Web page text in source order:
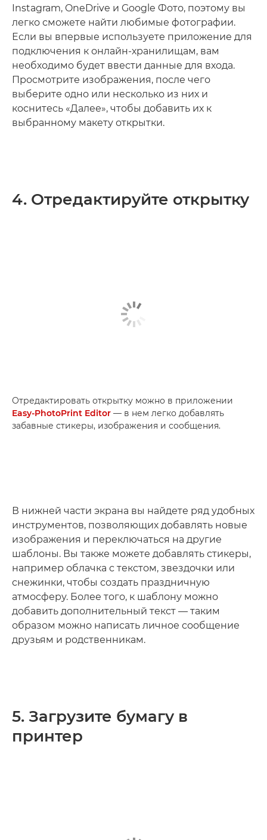
Instagram, OneDrive и Google Фото, поэтому вы
легко сможете найти любимые фотографии.
Если вы впервые используете приложение для
подключения к онлайн-хранилищам, вам
необходимо будет ввести данные для входа.
Просмотрите изображения, после чего
выберите одно или несколько из них и
коснитесь «Далее», чтобы добавить их к
выбранному макету открытки.
4. Отредактируйте открытку
Отредактировать открытку можно в приложении
Easy-PhotoPrint Editor — в нем легко добавлять
забавные стикеры, изображения и сообщения.
В нижней части экрана вы найдете ряд удобных
инструментов, позволяющих добавлять новые
изображения и переключаться на другие
шаблоны. Вы также можете добавлять стикеры,
например облачка с текстом, звездочки или
снежинки, чтобы создать праздничную
атмосферу. Более того, к шаблону можно
добавить дополнительный текст — таким
образом можно написать личное сообщение
друзьям и родственникам.
5. Загрузите бумагу в
принтер